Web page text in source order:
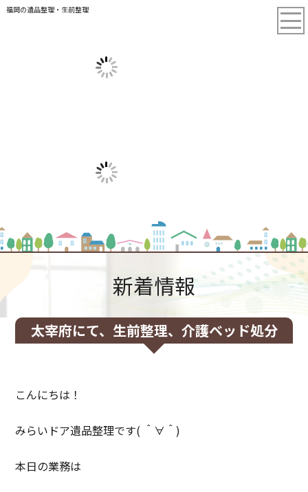
福岡の遺品整理・生前整理
新着情報
太宰府にて、生前整理、介護ベッド処分
こんにちは！
みらいドア遺品整理です( ＾∀＾)
本日の業務は